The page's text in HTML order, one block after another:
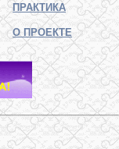
ПРАКТИКА
О ПРОЕКТЕ